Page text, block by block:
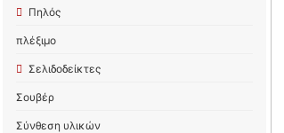
Πηλός
πλέξιμο
Σελιδοδείκτες
Σουβέρ
Σύνθεση υλικών